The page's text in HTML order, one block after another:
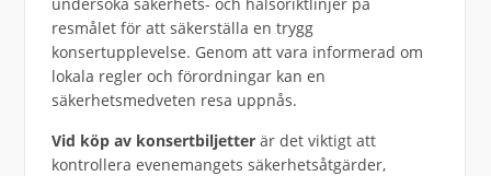
resmålet för att säkerställa en trygg
konsertupplevelse. Genom att vara informerad om
lokala regler och förordningar kan en
säkerhetsmedveten resa uppnås.
Vid köp av konsertbiljetterär det viktigt att
kontrollera evenemangets säkerhetsåtgärder,